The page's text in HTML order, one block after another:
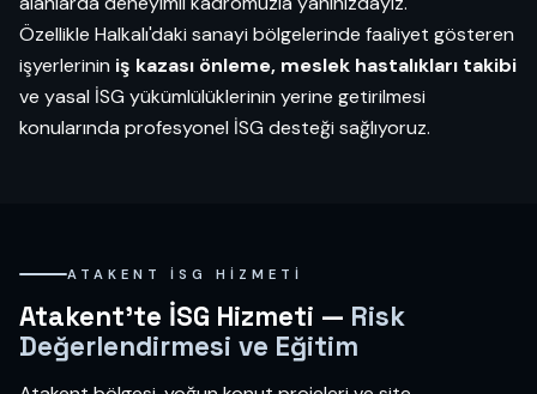
Özellikle Halkalı'daki sanayi bölgelerinde faaliyet gösteren
işyerlerinin iş kazası önleme, meslek hastalıkları takibi
ve yasal İSG yükümlülüklerinin yerine getirilmesi
konularında profesyonel İSG desteği sağlıyoruz.
ATAKENT İSG HIZMETI
Atakent'te İSG Hizmeti — Risk
Değerlendirmesi ve Eğitim